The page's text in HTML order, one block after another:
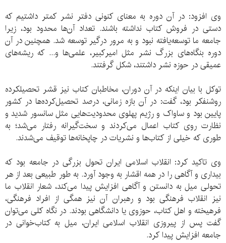
وی افزود: در آن دوره به معنای کنونی دفتر نشر کمتر داشتیم که
دستی در فروش کتاب نداشته باشند. تعداد آن‌ها محدود بود، زیرا
جامعه ما توسعه‌یافته نبود و به مرور درگیر توسعه شد. همچنین در آن
دوره بنگاه‌های بزرگ نشر مثل امیرکبیر، علمی‌ها و... که ریشه‌های
عمیقی در حوزه نشر داشتند، شکل گرفتند.
توکل با بیان اینکه در آن دوران، مخاطبان کتاب نیز قشر تحصیلکرده
روشنفکر بود، گفت: در آن بازه زمانی، درصد تحصیل‌کرده‌ها در کشور
پایین بود و ساواک و رژیم پهلوی محدودیت‌هایی مثل سانسور شدید و
نظارت روی کتاب اعمال می‌کردند و سخت‌گیرانه رفتار می‌شد؛ به
طوری که خیلی از کتاب‌ها و نشریات در چاپخانه‌ها توقیف می‌شدند.
وی تاکید کرد: انقلاب اسلامی ایران تحول بزرگی در جامعه بود که
بیداری و آگاهی را در همه اقشار به وجود آورد. به طور طبیعی بعد از هر
تحولی میل به دانستن و آگاهی افزایش پیدا می‌کند، شعار انقلاب ما
نیز انقلاب فرهنگی بود و رهبران آن نیز همگی از افراد فرهنگی،
فرهیخته و اهل کتاب، حوزوی یا دانشگاهی بودند. در نگاه کلی می‌توان
گفت پس از پیروزی انقلاب اسلامی ایران، میل به کتاب‌خوانی در
جامعه افزایش پیدا کرد.